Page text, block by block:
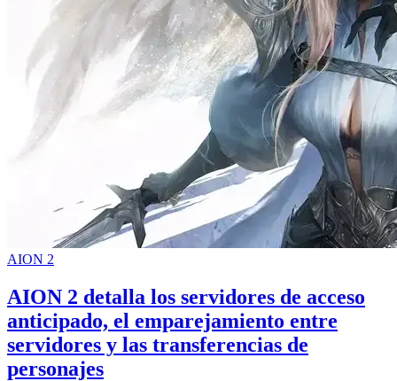
AION 2
AION 2 detalla los servidores de acceso
anticipado, el emparejamiento entre
servidores y las transferencias de
personajes